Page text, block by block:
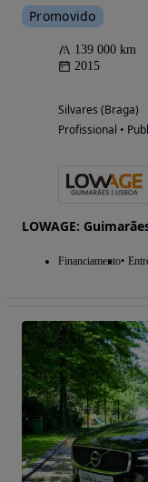
Promovido
139 000 km
2015
Silvares (Braga)
Profissional •
LOWAGE:
Financiamento